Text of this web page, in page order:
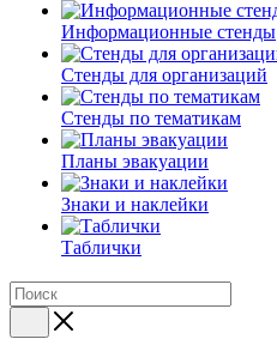
Информационные стенды
Стенды для организаций
Стенды по тематикам
Планы эвакуации
Знаки и наклейки
Таблички